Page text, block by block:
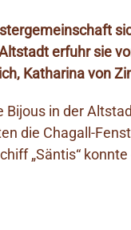
erfuhr sie
Katharina von
in der
die Chagall-
„Säntis“